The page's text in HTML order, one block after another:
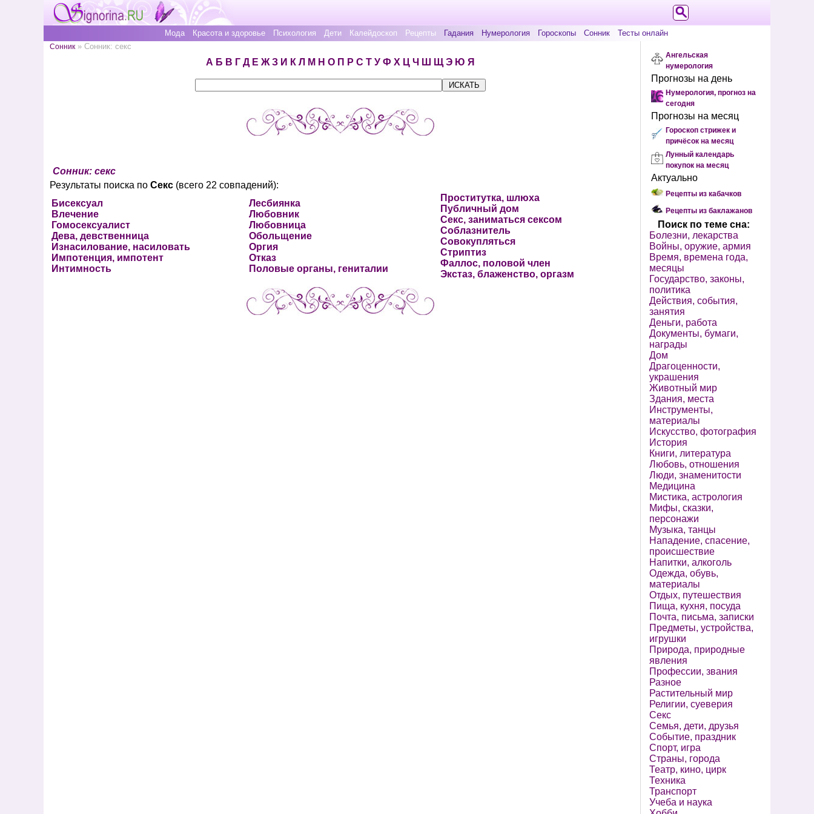
Мода Красота и здоровье Психология Дети Калейдоскоп Рецепты Гадания Нумерология Гороскопы Сонник Тесты онлайн
Сонник » Сонник: секс
А Б В Г Д Е Ж З И К Л М Н О П Р С Т У Ф Х Ц Ч Ш Щ Э Ю Я
Сонник: секс
Результаты поиска по Секс (всего 22 совпадений):
Бисексуал
Влечение
Гомосексуалист
Дева, девственница
Изнасилование, насиловать
Импотенция, импотент
Интимность
Лесбиянка
Любовник
Любовница
Обольщение
Оргия
Отказ
Половые органы, гениталии
Проститутка, шлюха
Публичный дом
Секс, заниматься сексом
Соблазнитель
Совокупляться
Стриптиз
Фаллос, половой член
Экстаз, блаженство, оргазм
Ангельская
нумерология
Прогнозы на день
Нумерология, прогноз на
сегодня
Прогнозы на месяц
Гороскоп стрижек и
причёсок на месяц
Лунный календарь
покупок на месяц
Актуально
Рецепты из кабачков
Рецепты из баклажанов
Поиск по теме сна:
Болезни, лекарства
Войны, оружие, армия
Время, времена года,
месяцы
Государство, законы,
политика
Действия, события,
занятия
Деньги, работа
Документы, бумаги,
награды
Дом
Драгоценности,
украшения
Животный мир
Здания, места
Инструменты,
материалы
Искусство, фотография
История
Книги, литература
Любовь, отношения
Люди, знаменитости
Медицина
Мистика, астрология
Мифы, сказки,
персонажи
Музыка, танцы
Нападение, спасение,
происшествие
Напитки, алкоголь
Одежда, обувь,
материалы
Отдых, путешествия
Пища, кухня, посуда
Почта, письма, записки
Предметы, устройства,
игрушки
Природа, природные
явления
Профессии, звания
Разное
Растительный мир
Религии, суеверия
Секс
Семья, дети, друзья
Событие, праздник
Спорт, игра
Страны, города
Театр, кино, цирк
Техника
Транспорт
Учеба и наука